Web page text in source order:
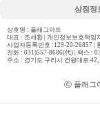
상점정
상호명 : 플래그아트
대표 : 조세환 | 개인정보보호책임
사업자등록번호 :129-20-26857 |
전화 : 031)557-8686(代) | 팩스 :
주소 : 경기도 구리시 건원대로
ⓒ 플래그